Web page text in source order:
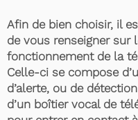
Afin de bien choisir, il
de vous renseigner sur
fonctionnement de la
Celle-ci se compose
d’alerte, ou de
d’un boîtier vocal de